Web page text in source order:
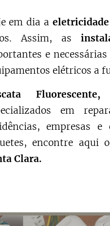
em dia a
Assim, as
e
elétricos a
em
empresas
encontre aqui
Clara.